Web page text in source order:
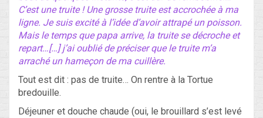
C’est une truite ! Une grosse truite est accrochée à ma
ligne. Je suis excité à l’idée d’avoir attrapé un poisson.
Mais le temps que papa arrive, la truite se décroche et
repart…[…] j’ai oublié de préciser que le truite m’a
arraché un hameçon de ma cuillère.
Tout est dit : pas de truite… On rentre à la Tortue
bredouille.
Déjeuner et douche chaude (oui, le brouillard s’est levé